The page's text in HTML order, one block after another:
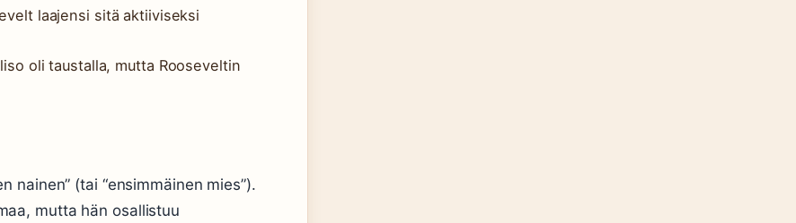
laajensi sitä aktiiviseksi
oli taustalla, mutta Rooseveltin
nainen” (tai “ensimmäinen mies”).
mutta hän osallistuu